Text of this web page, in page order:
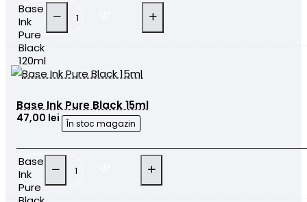
Base
Ink
Pure
Black
120ml
Base Ink Pure Black 15ml
În stoc magazin
47,00 lei
Base
Ink
Pure